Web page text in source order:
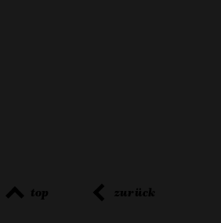
top zurück